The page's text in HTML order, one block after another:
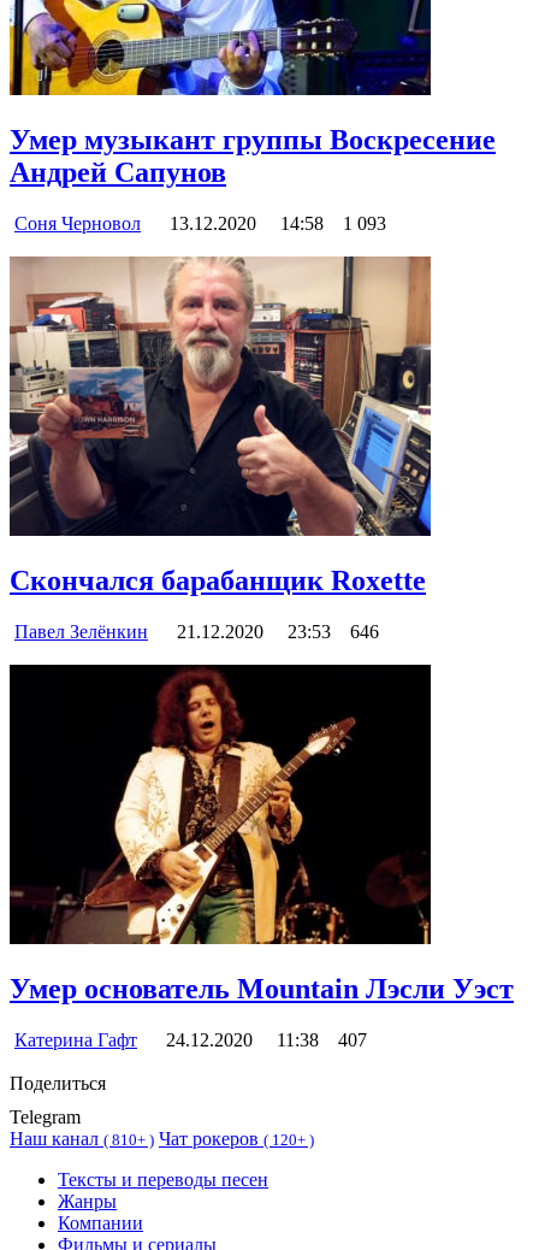
Умер музыкант группы Воскресение
Андрей Сапунов
Соня Черновол 13.12.2020 14:58 1 093
Скончался барабанщик Roxette
Павел Зелёнкин 21.12.2020 23:53 646
Умер основатель Mountain Лэсли Уэст
Катерина Гафт 24.12.2020 11:38 407
Поделиться
Telegram
Наш канал ( 810+ ) Чат рокеров ( 120+ )
Тексты и переводы песен
Жанры
Компании
Фильмы и сериалы